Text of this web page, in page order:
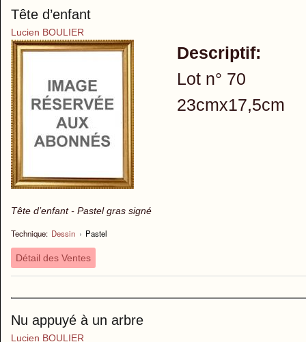
Tête d’enfant
Lucien BOULIER
Tête d’enfant - Pastel gras signé
Technique: Dessin › Pastel
Descriptif:
Lot n° 70
23cmx17,5cm
Détail des Ventes
Nu appuyé à un arbre
Lucien BOULIER